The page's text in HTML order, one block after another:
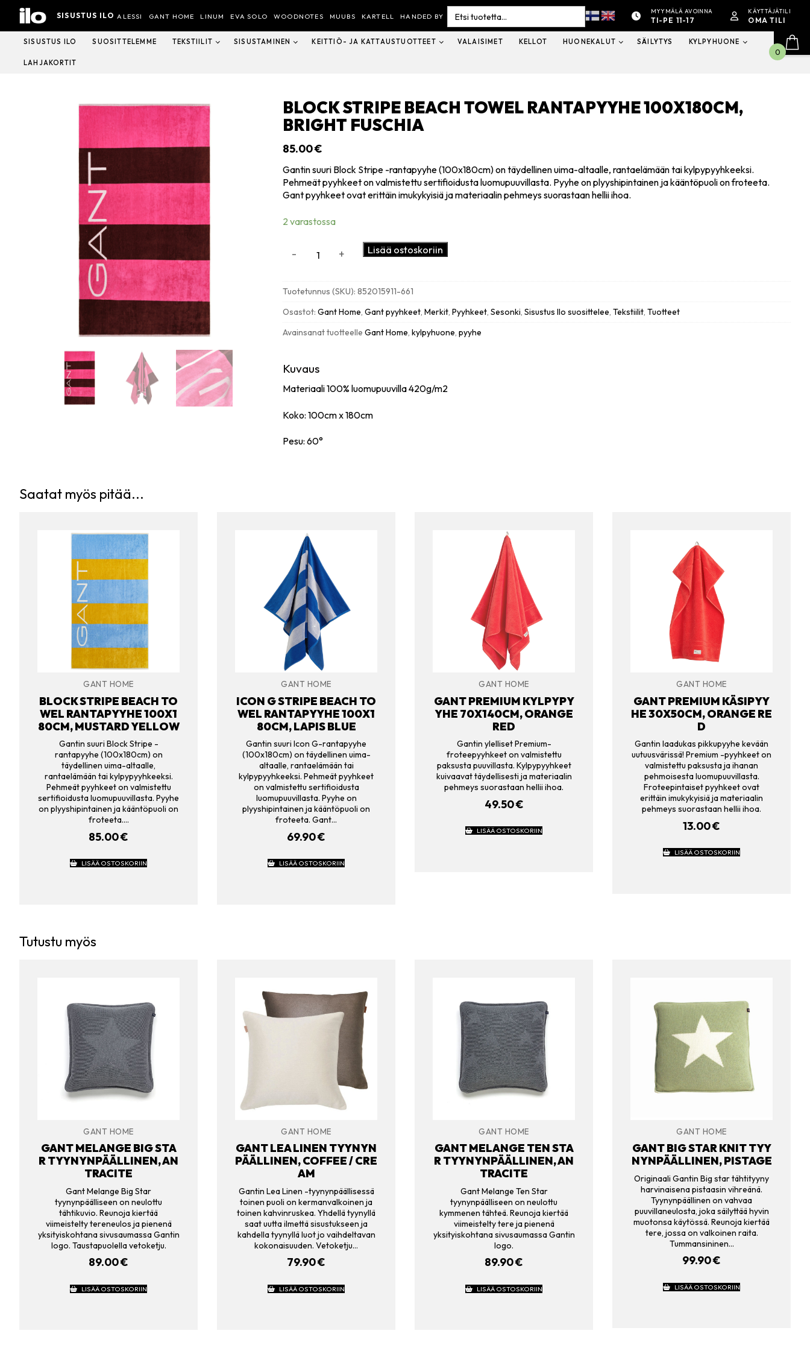
Hyppää
sisältöön
SISUSTUS ILO ALESSI GANT HOME LINUM EVA SOLO WOODNOTES MUUBS KARTELL HANDED BY
Search
for:
MYYMÄLÄ AVOINNA
TI-PE 11-17
KÄYTTÄJÄTILI
OMA TILI
SISUSTUS ILO SUOSITTELEMME TEKSTIILIT SISUSTAMINEN KEITTIÖ- JA KATTAUSTUOTTEET VALAISIMET KELLOT HUONEKALUT SÄILYTYS KYLPYHUONE
LAHJAKORTIT
BLOCK STRIPE BEACH TOWEL RANTAPYYHE 100X180CM,
BRIGHT FUSCHIA
85.00€
Gantin suuri Block Stripe -rantapyyhe (100x180cm) on täydellinen uima-altaalle, rantaelämään tai kylpypyyhkeeksi.
Pehmeät pyyhkeet on valmistettu sertifioidusta luomupuuvillasta. Pyyhe on plyyshipintainen ja kääntöpuoli on froteeta.
Gant pyyhkeet ovat erittäin imukykyisiä ja materiaalin pehmeys suorastaan hellii ihoa.
2 varastossa
rantapyyhe
100x180cm,
fuschia
- + Lisää ostoskoriin
Tuotetunnus (SKU):852015911-661
Osastot:Gant Home,Gant pyyhkeet,Merkit,Pyyhkeet,Sesonki,Sisustus Ilo suosittelee,Tekstiilit,Tuotteet
Avainsanat tuotteelleGant Home,kylpyhuone,pyyhe
Kuvaus
Materiaali 100% luomupuuvilla 420g/m2
Koko: 100cm x 180cm
Pesu: 60°
Saatat myös pitää...
GANT HOME
BLOCK STRIPE BEACH TO
WEL RANTAPYYHE 100X1
80CM, MUSTARD YELLOW
Gantin suuri Block Stripe -
rantapyyhe (100x180cm) on
täydellinen uima-altaalle,
rantaelämään tai kylpypyyhkeeksi.
Pehmeät pyyhkeet on valmistettu
sertifioidusta luomupuuvillasta. Pyyhe
on plyyshipintainen ja kääntöpuoli on
froteeta.…
85.00€
LISÄÄ OSTOSKORIIN
GANT HOME
ICON G STRIPE BEACH TO
WEL RANTAPYYHE 100X1
80CM, LAPIS BLUE
Gantin suuri Icon G-rantapyyhe
(100x180cm) on täydellinen uima-
altaalle, rantaelämään tai
kylpypyyhkeeksi. Pehmeät pyyhkeet
on valmistettu sertifioidusta
luomupuuvillasta. Pyyhe on
plyyshipintainen ja kääntöpuoli on
froteeta. Gant…
69.90€
LISÄÄ OSTOSKORIIN
GANT HOME
GANT PREMIUM KYLPYPY
YHE 70X140CM, ORANGE
RED
Gantin ylelliset Premium-
froteepyyhkeet on valmistettu
paksusta puuvillasta. Kylpypyyhkeet
kuivaavat täydellisesti ja materiaalin
pehmeys suorastaan hellii ihoa.
49.50€
LISÄÄ OSTOSKORIIN
GANT HOME
GANT PREMIUM KÄSIPYY
HE 30X50CM, ORANGE RE
D
Gantin laadukas pikkupyyhe kevään
uutuusvärissä! Premium -pyyhkeet on
valmistettu paksusta ja ihanan
pehmoisesta luomupuuvillasta.
Froteepintaiset pyyhkeet ovat
erittäin imukykyisiä ja materiaalin
pehmeys suorastaan hellii ihoa.
13.00€
LISÄÄ OSTOSKORIIN
Tutustu myös
GANT HOME
GANT MELANGE BIG STA
R TYYNYNPÄÄLLINEN, AN
TRACITE
Gant Melange Big Star
tyynynpäälliseen on neulottu
tähtikuvio. Reunoja kiertää
viimeistelty tereneulos ja pienenä
yksityiskohtana sivusaumassa Gantin
logo. Taustapuolella vetoketju.
89.00€
LISÄÄ OSTOSKORIIN
GANT HOME
GANT LEA LINEN TYYNYN
PÄÄLLINEN, COFFEE / CRE
AM
Gantin Lea Linen -tyynynpäällisessä
toinen puoli on kermanvalkoinen ja
toinen kahvinruskea. Yhdellä tyynyllä
saat uutta ilmettä sisustukseen ja
kahdella tyynyllä luot jo vaihdeltavan
kokonaisuuden. Vetoketju…
79.90€
LISÄÄ OSTOSKORIIN
GANT HOME
GANT MELANGE TEN STA
R TYYNYNPÄÄLLINEN, AN
TRACITE
Gant Melange Ten Star
tyynynpäälliseen on neulottu
kymmenen tähteä. Reunoja kiertää
viimeistelty tere ja pienenä
yksityiskohtana sivusaumassa Gantin
logo.
89.90€
LISÄÄ OSTOSKORIIN
GANT HOME
GANT BIG STAR KNIT TYY
NYNPÄÄLLINEN, PISTAGE
Originaali Gantin Big star tähtityyny
harvinaisena pistaasin vihreänä.
Tyynynpäällinen on vahvaa
puuvillaneulosta, joka säilyttää hyvin
muotonsa käytössä. Reunoja kiertää
tere, jossa on valkoinen raita.
Tummansininen…
99.90€
LISÄÄ OSTOSKORIIN
0